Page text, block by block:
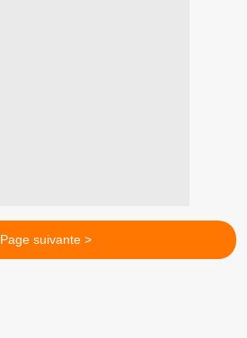
Page suivante >